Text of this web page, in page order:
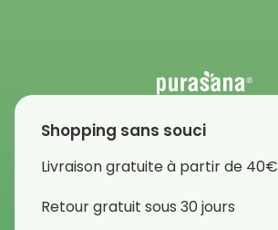
Shopping sans souci
Livraison gratuite à partir de 40€
Retour gratuit sous 30 jours